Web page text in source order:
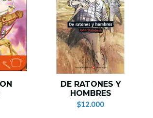
DE RATONES Y
HOMBRES
$12.000